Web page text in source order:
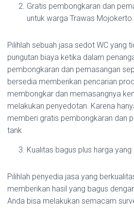
Gratis pembongkaran dan
untuk warga Trawas Mojokerto
Pilihlah sebuah jasa sedot WC yang
pungutan biaya ketika dalam
pembongkaran dan pemasangan
bersedia memberikan pencarian
membongkar dan memasangnya
melakukan penyedotan. Karena
memberi gratis pembongkaran dan
tank
Kualitas bagus plus harga
Pilihlah penyedia jasa yang
memberikan hasil yang bagus
Anda bisa melakukan semacam